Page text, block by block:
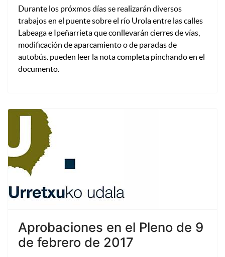
Durante los próxmos días se realizarán diversos
trabajos en el puente sobre el río Urola entre las calles
Labeaga e Ipeñarrieta que conllevarán cierres de vías,
modificación de aparcamiento o de paradas de
autobús. pueden leer la nota completa pinchando en el
documento.
Aprobaciones en el Pleno de 9
de febrero de 2017